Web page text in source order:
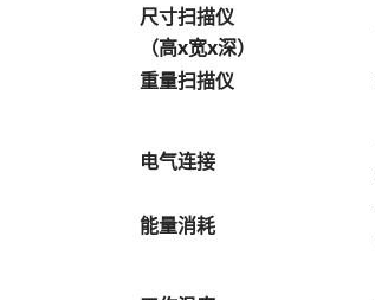
尺寸扫描仪
（高x宽x深）
重量扫描仪
电气连接
能量消耗